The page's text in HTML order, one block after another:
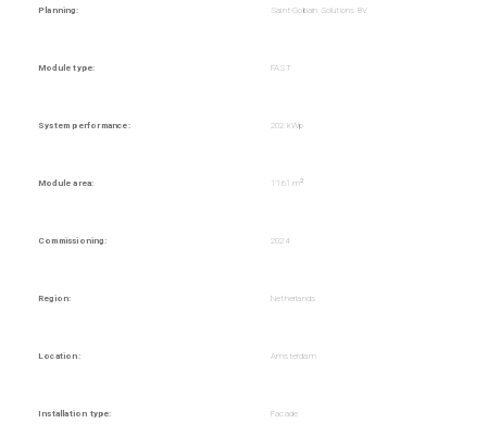
Planning: Saint-Gobain Solutions BV
Module type: FAST
System performance: 202 kWp
Module area: 1'161 m2
Commissioning: 2024
Region: Netherlands
Location: Amsterdam
Installation type: Facade